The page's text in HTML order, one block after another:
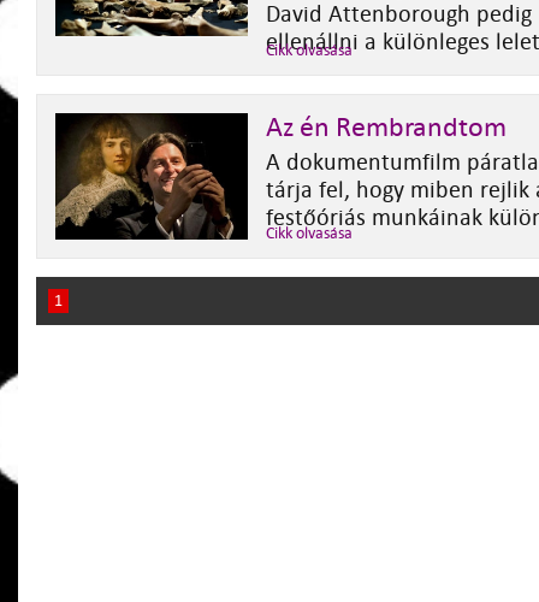
David Attenborough
ellenállni a különleges
Cikk olvasása
Az én Rembrandtom
A dokumentumfilm
tárja fel, hogy miben rejlik
festőóriás munkáinak
Cikk olvasása
1